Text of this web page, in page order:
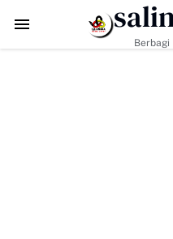
Tantangan Era Digital,
Berbagi